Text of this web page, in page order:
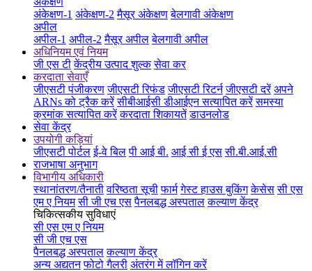
अंकेक्षण-1 अंकेक्षण-2 मैसूर अंकेक्षण बेलगावी अंकेक्षण
अपील
अपील-1 अपील-2 मैसूर अपील बेलगावी अपील
अधिनियम एवं नियम
जी एस टी केंद्रीय उत्पाद शुल्क सेवा कर
करदाता सेवाएँ
जीएसटी पंजीकरण जीएसटी रिफंड जीएसटी रिटर्न जीएसटी दरें अपने
ARNs को ट्रैक करें सीबीआईसी डीआईएन सत्यापित करें समस्या
क्रमांक सत्यापित करें करदाता शिकायतें डाउनलोड
सेवा केंद्र
उपयोगी कड़ियां
जीएसटी पोर्टल ई-वे बिल पी आई बी. आई सी ई एस सी.बी.आई.सी
राजभाषा अनुभाग
विभागीय अधिकारी
स्थानांतरण/तैनाती वरिष्ठता सूची फार्म गेस्ट हाउस बुकिंग केसेस सी एस
एम ए नियम सी जी एच एस पैनलबद्ध अस्पताल कल्याण केंद्र
चिकित्सकीय सुविधाएं
सी एस एम ए नियम
सी जी एच एस
पैनलबद्ध अस्पताल कल्याण केंद्र
अन्य अद्यतन फोटो गैलरी अंतरंग में लॉगिन करें